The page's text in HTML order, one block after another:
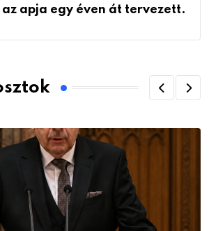
az apja egy éven át tervezett.